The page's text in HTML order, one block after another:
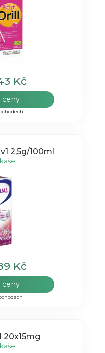
Kč
ceny
2,5g/100ml
Kč
ceny
20x15mg